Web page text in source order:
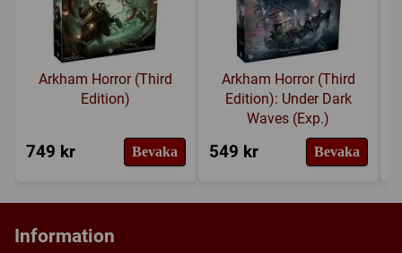
Arkham Horror (Third
Edition)
749 kr Bevaka
Arkham Horror (Third
Edition): Under Dark
Waves (Exp.)
549 kr Bevaka
Information